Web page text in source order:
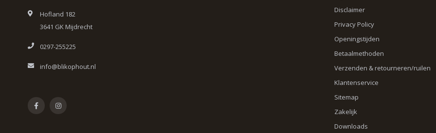
Hofland 182
3641 GK Mijdrecht
0297-255225
info@blikophout.nl
Disclaimer
Privacy Policy
Openingstijden
Betaalmethoden
Verzenden & retourneren/ruilen
Klantenservice
Sitemap
Zakelijk
Downloads